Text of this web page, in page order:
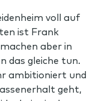
voll auf
ist Frank
aber in
das gleiche tun.
ambitioniert und
geht,